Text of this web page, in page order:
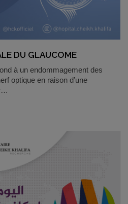
DU GLAUCOME
à un endommagement des
optique en raison d’une